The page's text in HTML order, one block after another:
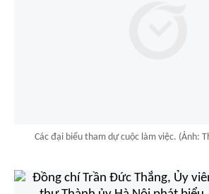
Các đại biểu tham dự cuộc làm việc. (Ảnh: